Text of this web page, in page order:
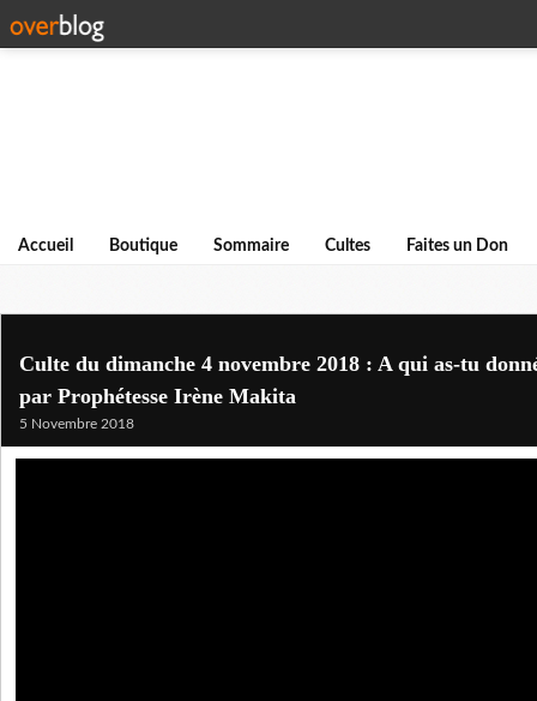
Accueil Boutique Sommaire Cultes Faites un Don
Culte du dimanche 4 novembre 2018 : A qui as-tu
par Prophétesse Irène Makita
5 Novembre 2018